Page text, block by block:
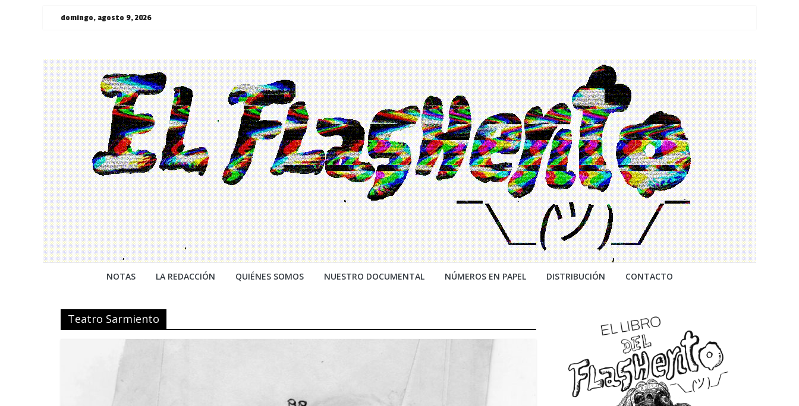
Saltardomingo, agosto 9, 2026
¯\_(ツ)_/
¯
NOTAS LA REDACCIÓN QUIÉNES SOMOS NUESTRO DOCUMENTAL NÚMEROS EN PAPEL DISTRIBUCIÓN CONTACTO
Teatro Sarmiento